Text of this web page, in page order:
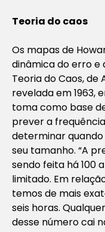
Teoria do caos
Os mapas de
dinâmica do erro e
Teoria do Caos, de
revelada em 1963,
toma como base
prever a
determinar
seu tamanho. “A
sendo feita há 100
limitado. Em
temos de mais
seis horas.
desse número cai